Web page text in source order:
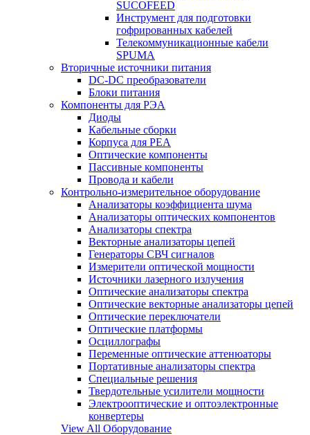
SUCOFEED
Инструмент для подготовки
гофрированных кабелей
Телекоммуникационные кабели
SPUMA
Вторичные источники питания
DC-DC преобразователи
Блоки питания
Компоненты для РЭА
Диоды
Кабельные сборки
Корпуса для РЕА
Оптические компоненты
Пассивные компоненты
Провода и кабели
Контрольно-измерительное оборудование
Анализаторы коэффициента шума
Анализаторы оптических компонентов
Анализаторы спектра
Векторные анализаторы цепей
Генераторы СВЧ сигналов
Измерители оптической мощности
Источники лазерного излучения
Оптические анализаторы спектра
Оптические векторные анализаторы цепей
Оптические переключатели
Оптические платформы
Осциллографы
Переменные оптические аттенюаторы
Портативные анализаторы спектра
Специальные решения
Твердотельные усилители мощности
Электрооптические и оптоэлектронные
конвертеры
View All Оборудование